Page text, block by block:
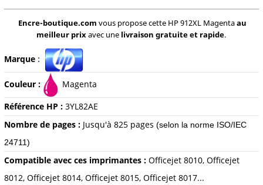
Encre-boutique.com vous propose cette HP 912XL Magentaau
meilleur prixavec une livraison gratuite et rapide.
Marque:
Couleur : Magenta
Référence HP : 3YL82AE
Nombre de pages :Jusqu'à 825pages (selon la norme ISO/IEC
24711)
Compatible avec ces imprimantes : Officejet 8010, Officejet
8012, Officejet 8014, Officejet 8015, Officejet 8017...